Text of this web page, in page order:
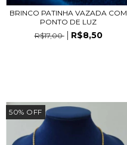
BRINCO PATINHA VAZADA COM
PONTO DE LUZ
R$17,00
R$8,50
50% OFF